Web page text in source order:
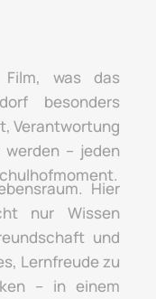
was das
besonders
Verantwortung
– jeden
Hier
nur Wissen
und
Lernfreude zu
– in einem